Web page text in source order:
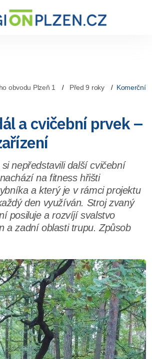
obvodu Plzeň 1 Před 9 roky Komerční
a cvičební prvek –
nepředstavili další cvičební
na fitness hřišti
a který je v rámci projektu
den využíván. Stroj zvaný
posiluje a rozvíjí svalstvo
a zadní oblasti trupu. Způsob